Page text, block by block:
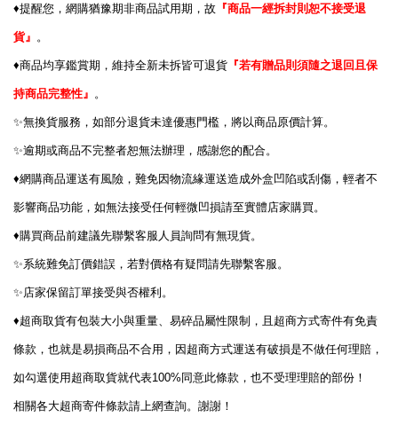
♦️提醒您，網購猶豫期非商品試用期，故 『商品一經拆封則恕不接受退
貨』 。
♦️商品均享鑑賞期，維持全新未拆皆可退貨 『若有贈品則須隨之退回且保
持商品完整性』 。
✨無換貨服務，如部分退貨未達優惠門檻，將以商品原價計算。
✨逾期或商品不完整者恕無法辦理，感謝您的配合。
♦️網購商品運送有風險，難免因物流緣運送造成外盒凹陷或刮傷，輕者不
影響商品功能，如無法接受任何輕微凹損請至實體店家購買。
♦️購買商品前建議先聯繫客服人員詢問有無現貨。
✨系統難免訂價錯誤，若對價格有疑問請先聯繫客服。
✨店家保留訂單接受與否權利。
♦️超商取貨有包裝大小與重量、易碎品屬性限制，且超商方式寄件有免責
條款，也就是易損商品不合用，因超商方式運送有破損是不做任何理賠，
如勾選使用超商取貨就代表100% 同意此條款，也不受理理賠的部份！
相關各大超商寄件條款請上網查詢。謝謝！